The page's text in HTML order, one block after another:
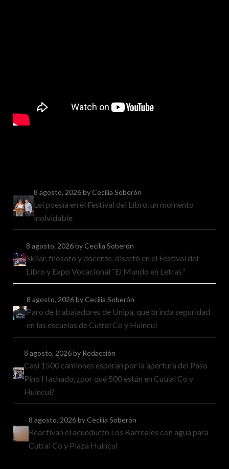
8 agosto, 2026by Cecilia Soberón
Leí poesía en el Festival del Libro, un momento
inolvidable
8 agosto, 2026by Cecilia Soberón
Skliar, filósofo y docente, disertó en el Festival del
Libro y Expo Vocacional “El Mundo en Letras”
8 agosto, 2026by Cecilia Soberón
Paro de trabajadores de Unipa, que brinda seguridad
en las escuelas de Cutral Co y Huincul
8 agosto, 2026by Redacción
Casi 1500 camiones esperan por la apertura del Paso
Pino Hachado, ¿por qué 500 están en Cutral Co y
Huincul?
8 agosto, 2026by Cecilia Soberón
Reactivan el acueducto Los Barreales con agua para
Cutral Co y Plaza Huincul